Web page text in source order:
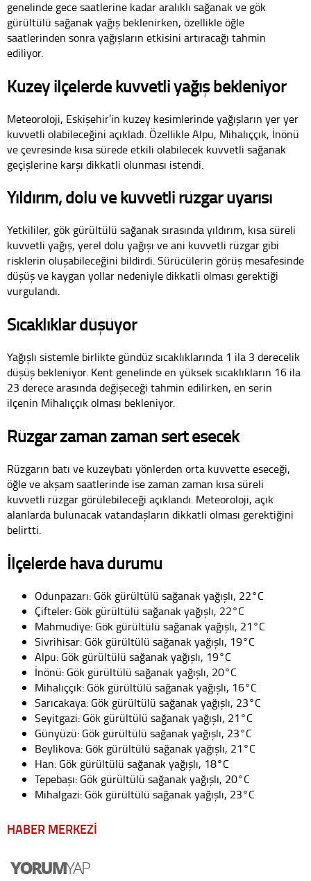
genelinde gece saatlerine kadar aralıklı sağanak ve gök
gürültülü sağanak yağış beklenirken, özellikle öğle
saatlerinden sonra yağışların etkisini artıracağı tahmin
ediliyor.
Kuzey ilçelerde kuvvetli yağış bekleniyor
Meteoroloji, Eskişehir’in kuzey kesimlerinde yağışların yer yer
kuvvetli olabileceğini açıkladı. Özellikle Alpu, Mihalıççık, İnönü
ve çevresinde kısa sürede etkili olabilecek kuvvetli sağanak
geçişlerine karşı dikkatli olunması istendi.
Yıldırım, dolu ve kuvvetli rüzgar uyarısı
Yetkililer, gök gürültülü sağanak sırasında yıldırım, kısa süreli
kuvvetli yağış, yerel dolu yağışı ve ani kuvvetli rüzgar gibi
risklerin oluşabileceğini bildirdi. Sürücülerin görüş mesafesinde
düşüş ve kaygan yollar nedeniyle dikkatli olması gerektiği
vurgulandı.
Sıcaklıklar düşüyor
Yağışlı sistemle birlikte gündüz sıcaklıklarında 1 ila 3 derecelik
düşüş bekleniyor. Kent genelinde en yüksek sıcaklıkların 16 ila
23 derece arasında değişeceği tahmin edilirken, en serin
ilçenin Mihalıççık olması bekleniyor.
Rüzgar zaman zaman sert esecek
Rüzgarın batı ve kuzeybatı yönlerden orta kuvvette eseceği,
öğle ve akşam saatlerinde ise zaman zaman kısa süreli
kuvvetli rüzgar görülebileceği açıklandı. Meteoroloji, açık
alanlarda bulunacak vatandaşların dikkatli olması gerektiğini
belirtti.
İlçelerde hava durumu
Odunpazarı: Gök gürültülü sağanak yağışlı, 22°C
Çifteler: Gök gürültülü sağanak yağışlı, 22°C
Mahmudiye: Gök gürültülü sağanak yağışlı, 21°C
Sivrihisar: Gök gürültülü sağanak yağışlı, 19°C
Alpu: Gök gürültülü sağanak yağışlı, 19°C
İnönü: Gök gürültülü sağanak yağışlı, 20°C
Mihalıççık: Gök gürültülü sağanak yağışlı, 16°C
Sarıcakaya: Gök gürültülü sağanak yağışlı, 23°C
Seyitgazi: Gök gürültülü sağanak yağışlı, 21°C
Günyüzü: Gök gürültülü sağanak yağışlı, 23°C
Beylikova: Gök gürültülü sağanak yağışlı, 21°C
Han: Gök gürültülü sağanak yağışlı, 18°C
Tepebaşı: Gök gürültülü sağanak yağışlı, 20°C
Mihalgazi: Gök gürültülü sağanak yağışlı, 23°C
HABER MERKEZİ